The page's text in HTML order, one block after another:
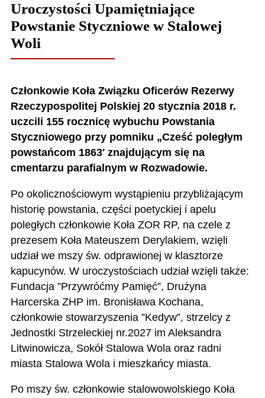
Uroczystości Upamiętniające
Powstanie Styczniowe w Stalowej
Woli
Członkowie Koła Związku Oficerów Rezerwy
Rzeczypospolitej Polskiej 20 stycznia 2018 r.
uczcili 155 rocznicę wybuchu Powstania
Styczniowego przy pomniku „Cześć poległym
powstańcom 1863′ znajdującym się na
cmentarzu parafialnym w Rozwadowie.
Po okolicznościowym wystąpieniu przybliżającym
historię powstania, części poetyckiej i apelu
poległych członkowie Koła ZOR RP, na czele z
prezesem Koła Mateuszem Derylakiem, wzięli
udział we mszy św. odprawionej w klasztorze
kapucynów. W uroczystościach udział wzięli także:
Fundacja ”Przywróćmy Pamięć”, Drużyna
Harcerska ZHP im. Bronisława Kochana,
członkowie stowarzyszenia ”Kedyw”, strzelcy z
Jednostki Strzeleckiej nr.2027 im Aleksandra
Litwinowicza, Sokół Stalowa Wola oraz radni
miasta Stalowa Wola i mieszkańcy miasta.
Po mszy św. członkowie stalowowolskiego Koła